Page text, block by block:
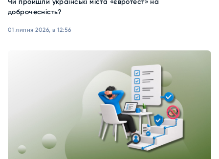
Чи пройшли українські міста «євротест» на
доброчесність?
01 липня 2026, в 12:56